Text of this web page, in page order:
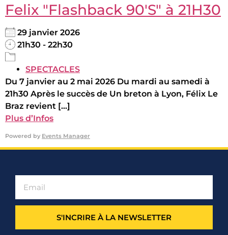
Felix "Flashback 90'S" à 21H30
29 janvier 2026
21h30 - 22h30
SPECTACLES
Du 7 janvier au 2 mai 2026 Du mardi au samedi à
21h30 Après le succès de Un breton à Lyon, Félix Le
Braz revient [...]
Plus d’Infos
Powered by Events Manager
S'INCRIRE À LA NEWSLETTER